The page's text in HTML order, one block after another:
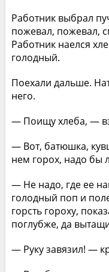
Работник выбрал
пожевал, пожевал,
Работник наелся
голодный.
Поехали дальше.
него.
— Поищу хлеба, —
— Вот, батюшка,
нем горох, надо бы
— Не надо, где ее
голодный поп и
горсть гороху,
поглубже, да
— Руку завязил! —